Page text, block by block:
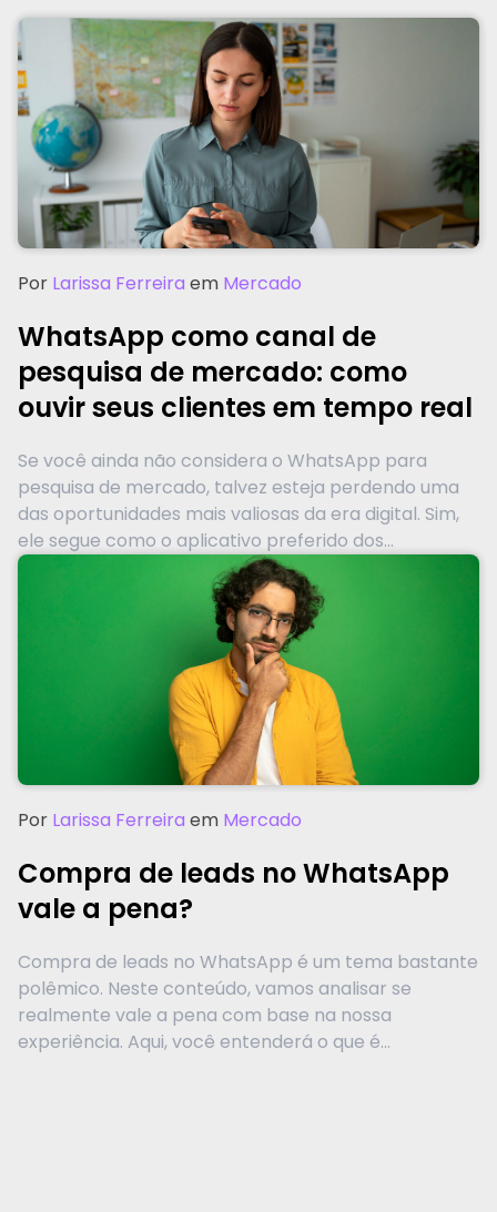
Por Larissa Ferreira em Mercado
WhatsApp como canal de
pesquisa de mercado: como
ouvir seus clientes em tempo real
Se você ainda não considera o WhatsApp para
pesquisa de mercado, talvez esteja perdendo uma
das oportunidades mais valiosas da era digital. Sim,
ele segue como o aplicativo preferido dos...
Por Larissa Ferreira em Mercado
Compra de leads no WhatsApp
vale a pena?
Compra de leads no WhatsApp é um tema bastante
polêmico. Neste conteúdo, vamos analisar se
realmente vale a pena com base na nossa
experiência. Aqui, você entenderá o que é...